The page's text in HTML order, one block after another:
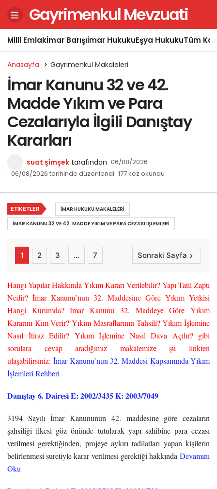
Gayrimenkul Mevzuati
Milli Emlakİmar Barışıİmar HukukuEşya HukukuTüm
Anasayfa Gayrimenkul Makaleleri
İmar Kanunu 32 ve 42.
Madde Yıkım ve Para
Cezalarıyla İlgili Danıştay
Kararları
suat şimşek tarafından 06/08/2026
06/08/2026 tarihinde düzenlendi 177 kez okundu
Hangi Yapılar Hakkında Yıkım Kararı Verilebilir? Yapı Tatil Zaptı
Nedir? İmar Kanunu’nun 32. Maddesine Göre Yıkım Yetkisi
Hangi Kurumda? İmar Kanunu 32. Maddeye Göre Yıkım
Kararını Kim Verir? Yıkım Masraflarının Tahsili? Yıkım İşlemine
Nasıl İtiraz Edilir? Yıkım İşlemine Nasıl Dava Açılır? gibi
sorulara cevap aradığımız makalemize şu linkten
ulaşabilirsiniz:İmar Kanunu’nun 32. Maddesi Kapsamında Yıkım
İşlemleri Rehberi
Danıştay 6. Dairesi E: 2002/3435 K: 2003/7049
3194 Sayılı İmar Kanununun 42. maddesine göre cezaların
şahsiliği ilkesi göz önünde tutularak yapı sahibine para cezası
verilmesi gerektiğinden, projeye aykırı tadilatları yapan kişilerin
belirlenmesi suretiyle karar verilmesi gerektiği hakkında Devamını
Oku
1 2 3 … 7 Sonraki Sayfa
ETIKETLER
İMAR HUKUKU MAKALELERI
İMAR KANUNU 32 VE 42. MADDE YIKIM VE PARA CEZASI İŞLEMLERI